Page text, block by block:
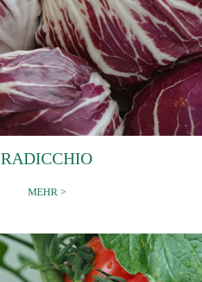
RADICCHIO
MEHR